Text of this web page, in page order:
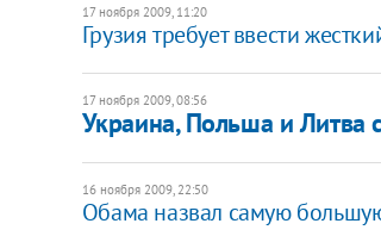
17 ноября 2009, 11:20
Грузия требует ввести
17 ноября 2009, 08:56
Украина, Польша и Литва
16 ноября 2009, 22:50
Обама назвал самую